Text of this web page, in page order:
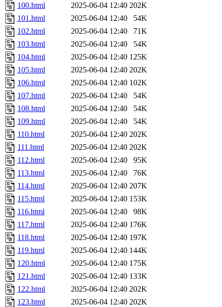
100.html
2025-06-04 12:40 202K
101.html
2025-06-04 12:40
54K
102.html
2025-06-04 12:40
71K
103.html
2025-06-04 12:40
54K
104.html
2025-06-04 12:40 125K
105.html
2025-06-04 12:40 202K
106.html
2025-06-04 12:40 102K
107.html
2025-06-04 12:40
54K
108.html
2025-06-04 12:40
54K
109.html
2025-06-04 12:40
54K
110.html
2025-06-04 12:40 202K
111.html
2025-06-04 12:40 202K
112.html
2025-06-04 12:40
95K
113.html
2025-06-04 12:40
76K
114.html
2025-06-04 12:40 207K
115.html
2025-06-04 12:40 153K
116.html
2025-06-04 12:40
98K
117.html
2025-06-04 12:40 176K
118.html
2025-06-04 12:40 197K
119.html
2025-06-04 12:40 144K
120.html
2025-06-04 12:40 175K
121.html
2025-06-04 12:40 133K
122.html
2025-06-04 12:40 202K
123.html
2025-06-04 12:40 202K